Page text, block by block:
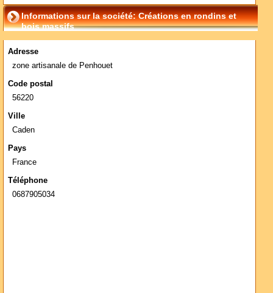
Informations sur la société: Créations en rondins et
bois massifs
Adresse
zone artisanale de Penhouet
Code postal
56220
Ville
Caden
Pays
France
Téléphone
0687905034